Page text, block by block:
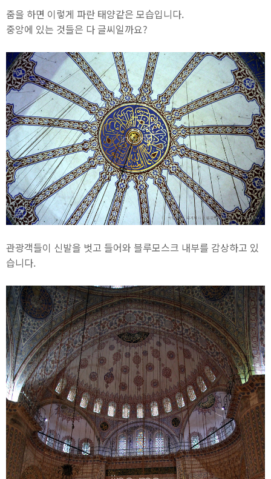
줌을 하면 이렇게 파란 태양같은 모습입니다.
중앙에 있는 것들은 다 글씨일까요?
관광객들이 신발을 벗고 들어와 블루모스크 내부를 감상하고 있
습니다.